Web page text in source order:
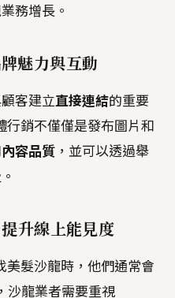
務增長。
魅力與互動
客建立直接連結的重要
銷不僅僅是發布圖片和
內容品質 ，並可以透過舉
升線上能見度
髮沙龍時，他們通常會
沙龍業者需要重視